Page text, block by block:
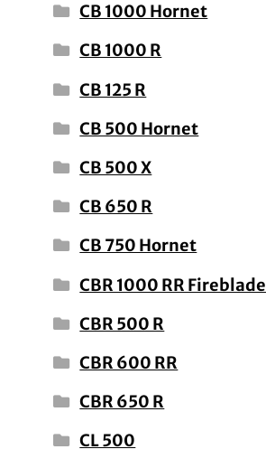
CB 1000 Hornet
CB 1000 R
CB 125 R
CB 500 Hornet
CB 500 X
CB 650 R
CB 750 Hornet
CBR 1000 RR Fireblade
CBR 500 R
CBR 600 RR
CBR 650 R
CL 500